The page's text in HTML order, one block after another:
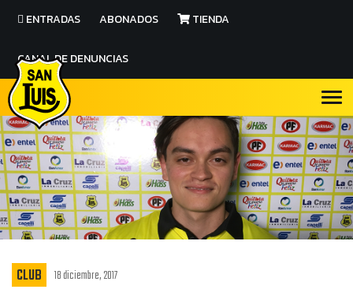
ENTRADAS ABONADOS TIENDA
CANAL DE DENUNCIAS
CLUB 18 diciembre, 2017